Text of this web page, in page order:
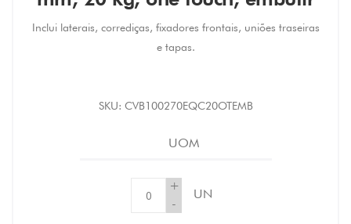
Inclui laterais, corrediças, fixadores frontais, uniões traseiras
e tapas.
SKU: CVB100270EQC20OTEMB
UOM
+
-
UN